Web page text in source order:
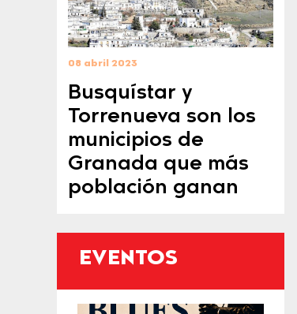
08 abril 2023
Busquístar y
Torrenueva son los
municipios de
Granada que más
población ganan
EVENTOS